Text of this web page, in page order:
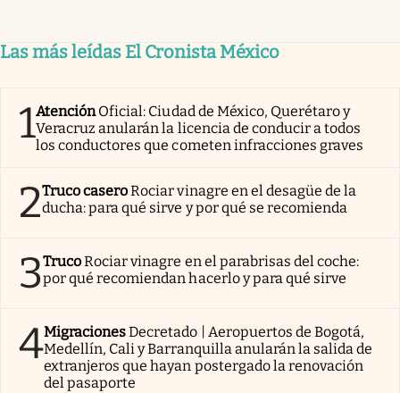
Las más leídas El Cronista México
1AtenciónOficial: Ciudad de México, Querétaro y
Veracruz anularán la licencia de conducir a todos
los conductores que cometen infracciones graves
2Truco caseroRociar vinagre en el desagüe de la
ducha: para qué sirve y por qué se recomienda
3TrucoRociar vinagre en el parabrisas del coche:
por qué recomiendan hacerlo y para qué sirve
4MigracionesDecretado | Aeropuertos de Bogotá,
Medellín, Cali y Barranquilla anularán la salida de
extranjeros que hayan postergado la renovación
del pasaporte